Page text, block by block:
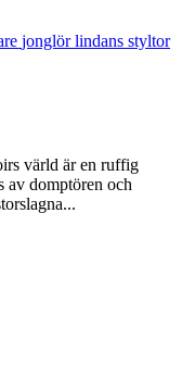
jonglörlindans styltor
värld är en ruffig
av domptören och